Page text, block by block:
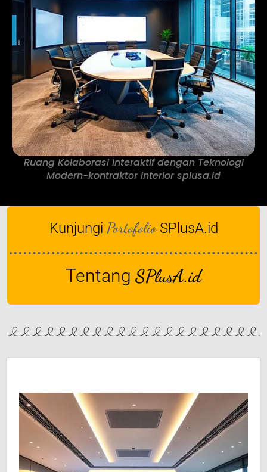
Ruang Kolaborasi Interaktif dengan Teknologi
Modern-kontraktor interior splusa.id
Kunjungi Portofolio SPlusA.id
Tentang SPlusA.id